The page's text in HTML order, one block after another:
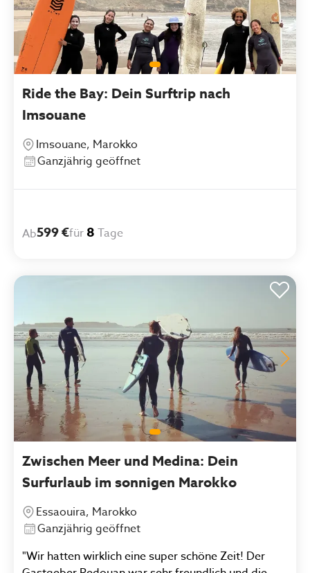
Ride the Bay: Dein Surftrip nach
Imsouane
Imsouane, Marokko
Ganzjährig geöffnet
Ab599 €für 8 Tage
Zwischen Meer und Medina: Dein
Surfurlaub im sonnigen Marokko
Essaouira, Marokko
Ganzjährig geöffnet
"Wir hatten wirklich eine super schöne Zeit! Der